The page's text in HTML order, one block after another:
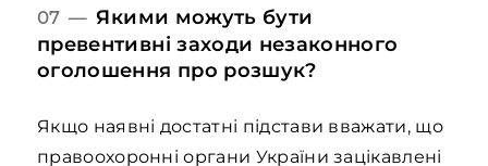
07 — Якими можуть бути
превентивні заходи незаконного
оголошення про розшук?
Якщо наявні достатні підстави вважати, що
правоохоронні органи України зацікавлені